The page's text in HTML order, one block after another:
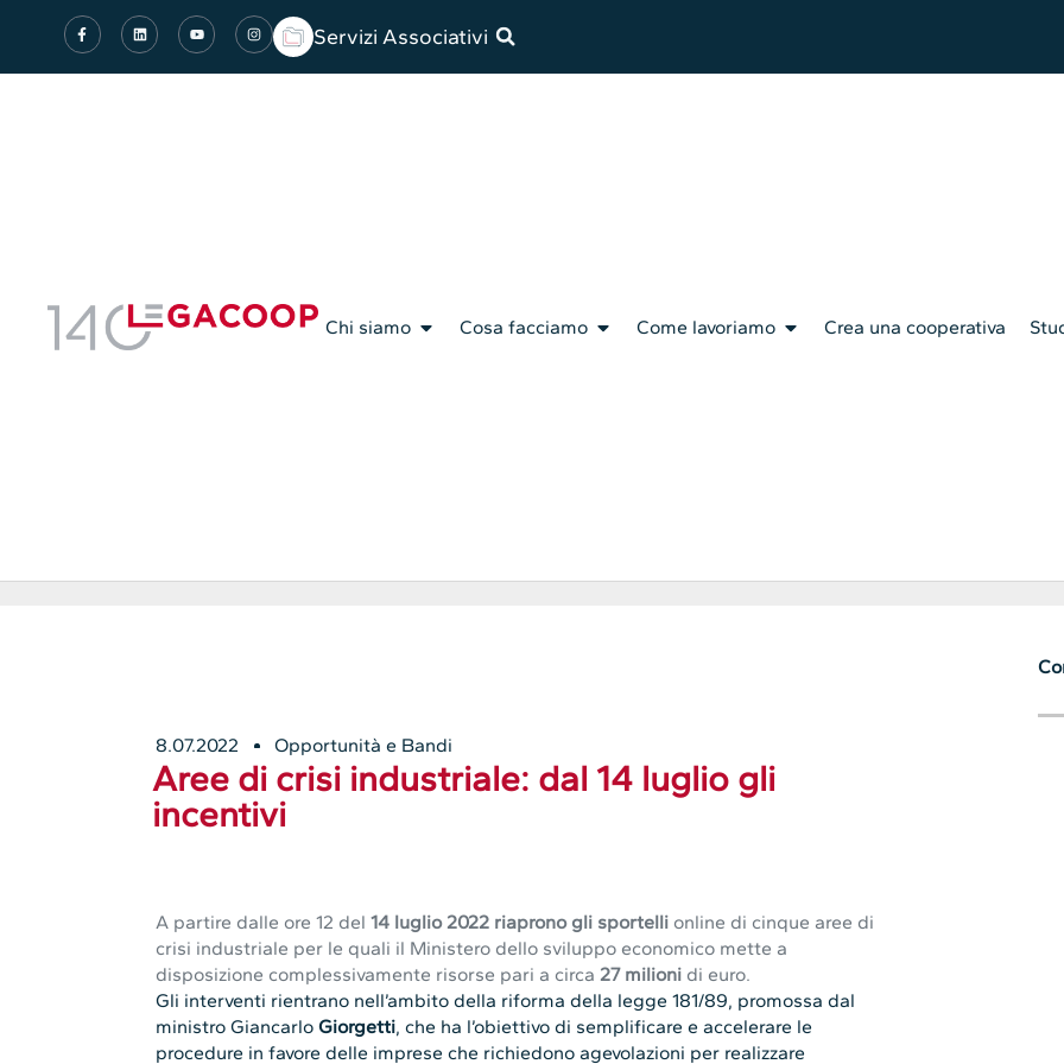
Servizi Associativi
Chi siamo Cosa facciamo Come lavoriamo Crea una cooperativa
8.07.2022 Opportunità e Bandi
Aree di crisi industriale: dal 14 luglio gli
incentivi
A partire dalle ore 12 del14 luglio 2022 riaprono gli sportelli online di cinque aree di
crisi industriale per le quali il Ministero dello sviluppo economico mette a
disposizione complessivamente risorse pari a circa27 milioni di euro.
Gli interventi rientrano nell’ambito della riforma della legge 181/89, promossa dal
ministro GiancarloGiorgetti, che ha l’obiettivo di semplificare e accelerare le
procedure in favore delle imprese che richiedono agevolazioni per realizzare